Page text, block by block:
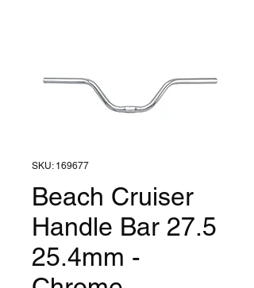
SKU: 169677
Beach Cruiser
Handle Bar 27.5
25.4mm -